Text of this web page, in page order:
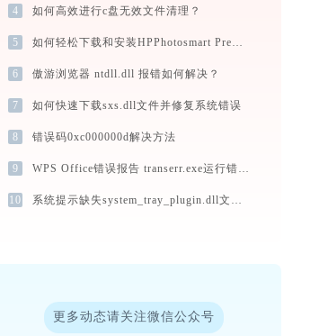
4 如何高效进行c盘无效文件清理？
5 如何轻松下载和安装HPPhotosmart Premium C310a打印机驱动？跟着这篇指南走
6 傲游浏览器 ntdll.dll 报错如何解决？
7 如何快速下载sxs.dll文件并修复系统错误
8 错误码0xc000000d解决方法
9 WPS Office错误报告 transerr.exe运行错误提示0xc000000d的解决办法
10 系统提示缺失system_tray_plugin.dll文件的解决方法
更多动态请关注微信公众号